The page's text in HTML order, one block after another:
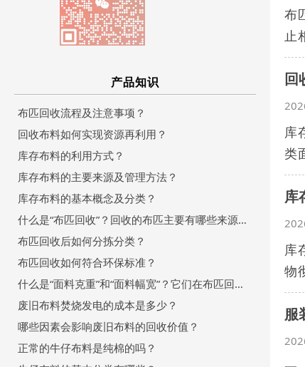
产品知识
布匹回收流程及注意事项？
回收布料如何实现资源再利用？
库存布料的利用方式？
库存布料的主要来源及管理方法？
库存布料的基本概念及分类？
什么是“布匹回收”？回收的布匹主要有哪些来源和用途？
布匹回收后如何分拣分类？
布匹回收如何符合环保标准？
什么是“面料克重”和“面料幅宽”？它们在布匹回收中为何重要？
废旧布料焚烧发电的成本是多少？
哪些因素会影响废旧布料的回收价值？
正常的牛仔布料是纯棉的吗？
布
止
回
库
类
库
库
物
服